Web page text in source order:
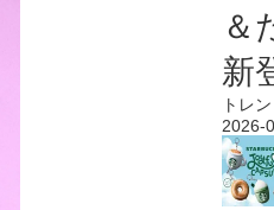
＆
新
トレ
2026-